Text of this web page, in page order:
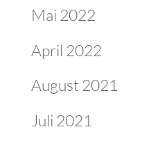
Mai 2022
April 2022
August 2021
Juli 2021